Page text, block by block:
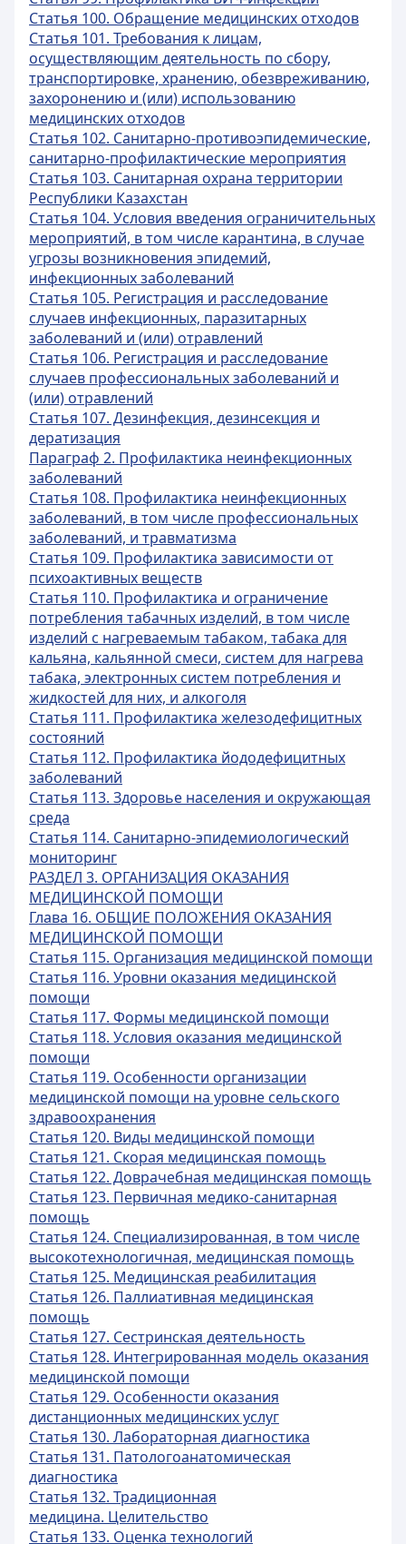
Статья 100. Обращение медицинских отходов
Статья 101. Требования к лицам,
осуществляющим деятельность по сбору,
транспортировке, хранению, обезвреживанию,
захоронению и (или) использованию
медицинских отходов
Статья 102. Санитарно-противоэпидемические,
санитарно-профилактические мероприятия
Статья 103. Санитарная охрана территории
Республики Казахстан
Статья 104. Условия введения ограничительных
мероприятий, в том числе карантина, в случае
угрозы возникновения эпидемий,
инфекционных заболеваний
Статья 105. Регистрация и расследование
случаев инфекционных, паразитарных
заболеваний и (или) отравлений
Статья 106. Регистрация и расследование
случаев профессиональных заболеваний и
(или) отравлений
Статья 107. Дезинфекция, дезинсекция и
дератизация
Параграф 2. Профилактика неинфекционных
заболеваний
Статья 108. Профилактика неинфекционных
заболеваний, в том числе профессиональных
заболеваний, и травматизма
Статья 109. Профилактика зависимости от
психоактивных веществ
Статья 110. Профилактика и ограничение
потребления табачных изделий, в том числе
изделий с нагреваемым табаком, табака для
кальяна, кальянной смеси, систем для нагрева
табака, электронных систем потребления и
жидкостей для них, и алкоголя
Статья 111. Профилактика железодефицитных
состояний
Статья 112. Профилактика йододефицитных
заболеваний
Статья 113. Здоровье населения и окружающая
среда
Статья 114. Санитарно-эпидемиологический
мониторинг
РАЗДЕЛ 3. ОРГАНИЗАЦИЯ ОКАЗАНИЯ
МЕДИЦИНСКОЙ ПОМОЩИ
Глава 16. ОБЩИЕ ПОЛОЖЕНИЯ ОКАЗАНИЯ
МЕДИЦИНСКОЙ ПОМОЩИ
Статья 115. Организация медицинской помощи
Статья 116. Уровни оказания медицинской
помощи
Статья 117. Формы медицинской помощи
Статья 118. Условия оказания медицинской
помощи
Статья 119. Особенности организации
медицинской помощи на уровне сельского
здравоохранения
Статья 120. Виды медицинской помощи
Статья 121. Скорая медицинская помощь
Статья 122. Доврачебная медицинская помощь
Статья 123. Первичная медико-санитарная
помощь
Статья 124. Специализированная, в том числе
высокотехнологичная, медицинская помощь
Статья 125. Медицинская реабилитация
Статья 126. Паллиативная медицинская
помощь
Статья 127. Сестринская деятельность
Статья 128. Интегрированная модель оказания
медицинской помощи
Статья 129. Особенности оказания
дистанционных медицинских услуг
Статья 130. Лабораторная диагностика
Статья 131. Патологоанатомическая
диагностика
Статья 132. Традиционная
медицина. Целительство
Статья 133. Оценка технологий